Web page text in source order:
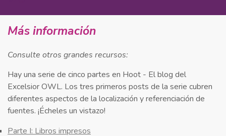
Más información
Consulte otros grandes recursos:
Hay una serie de cinco partes en Hoot - El blog del
Excelsior OWL. Los tres primeros posts de la serie cubren
diferentes aspectos de la localización y referenciación de
fuentes. ¡Écheles un vistazo!
Parte I: Libros impresos